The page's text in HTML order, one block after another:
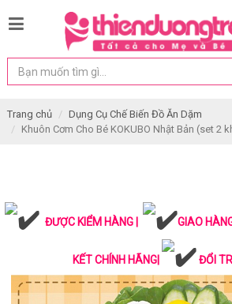
Trang chủ
Dụng Cụ Chế Biến Đồ Ăn Dặm
Khuôn Cơm Cho Bé KOKUBO Nhật Bản (set 2
ĐƯỢC KIỂM HÀNG | GIAO
KẾT CHÍNH HÃNG| ĐỔI